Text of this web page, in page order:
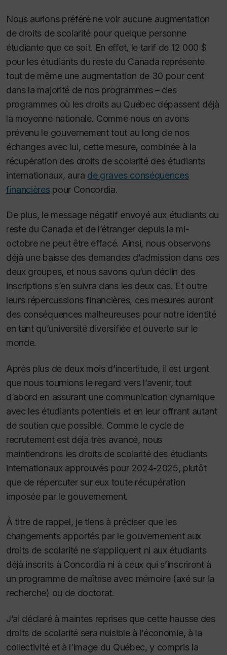
Nous aurions préféré ne voir aucune augmentation
de droits de scolarité pour quelque personne
étudiante que ce soit. En effet, le tarif de 12 000 $
pour les étudiants du reste du Canada représente
tout de même une augmentation de 30 pour cent
dans la majorité de nos programmes – des
programmes où les droits au Québec dépassent déjà
la moyenne nationale. Comme nous en avons
prévenu le gouvernement tout au long de nos
échanges avec lui, cette mesure, combinée à la
récupération des droits de scolarité des étudiants
internationaux, aura de graves conséquences
financièrespour Concordia.
De plus, le message négatif envoyé aux étudiants du
reste du Canada et de l’étranger depuis la mi-
octobre ne peut être effacé. Ainsi, nous observons
déjà une baisse des demandes d’admission dans ces
deux groupes, et nous savons qu’un déclin des
inscriptions s’en suivra dans les deux cas. Et outre
leurs répercussions financières, ces mesures auront
des conséquences malheureuses pour notre identité
en tant qu’université diversifiée et ouverte sur le
monde.
Après plus de deux mois d’incertitude, il est urgent
que nous tournions le regard vers l’avenir, tout
d’abord en assurant une communication dynamique
avec les étudiants potentiels et en leur offrant autant
de soutien que possible. Comme le cycle de
recrutement est déjà très avancé, nous
maintiendrons les droits de scolarité des étudiants
internationaux approuvés pour 2024-2025, plutôt
que de répercuter sur eux toute récupération
imposée par le gouvernement.
À titre de rappel, je tiens à préciser que les
changements apportés par le gouvernement aux
droits de scolarité ne s’appliquent ni aux étudiants
déjà inscrits à Concordia ni à ceux qui s’inscriront à
un programme de maîtrise avec mémoire (axé sur la
recherche) ou de doctorat.
J’ai déclaré à maintes reprises que cette hausse des
droits de scolarité sera nuisible à l’économie, à la
collectivité et à l’image du Québec, y compris la